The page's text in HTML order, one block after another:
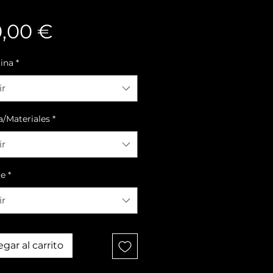
€
*
Materiales *
*
al carrito